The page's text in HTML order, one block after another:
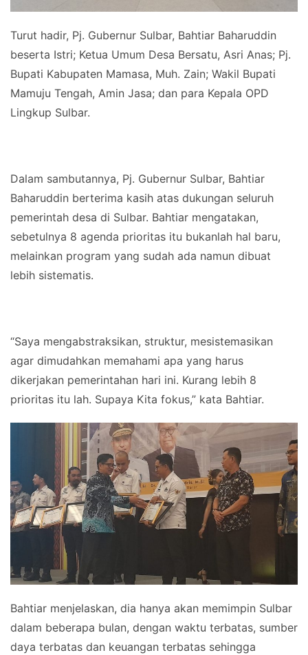
Turut hadir, Pj. Gubernur Sulbar, Bahtiar Baharuddin
beserta Istri; Ketua Umum Desa Bersatu, Asri Anas; Pj.
Bupati Kabupaten Mamasa, Muh. Zain; Wakil Bupati
Mamuju Tengah, Amin Jasa; dan para Kepala OPD
Lingkup Sulbar.
Dalam sambutannya, Pj. Gubernur Sulbar, Bahtiar
Baharuddin berterima kasih atas dukungan seluruh
pemerintah desa di Sulbar. Bahtiar mengatakan,
sebetulnya 8 agenda prioritas itu bukanlah hal baru,
melainkan program yang sudah ada namun dibuat
lebih sistematis.
“Saya mengabstraksikan, struktur, mesistemasikan
agar dimudahkan memahami apa yang harus
dikerjakan pemerintahan hari ini. Kurang lebih 8
prioritas itu lah. Supaya Kita fokus,” kata Bahtiar.
Bahtiar menjelaskan, dia hanya akan memimpin Sulbar
dalam beberapa bulan, dengan waktu terbatas, sumber
daya terbatas dan keuangan terbatas sehingga